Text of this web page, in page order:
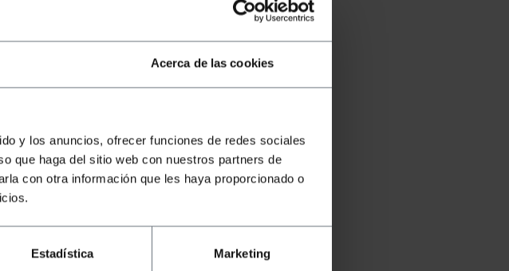
Acerca de las cookies
y los anuncios, ofrecer funciones de redes sociales
que haga del sitio web con nuestros partners de
con otra información que les haya proporcionado o
Estadística Marketing
OUTLET90%
BEMATIK Câble compatible
PVP